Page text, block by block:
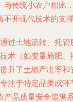
与传统小农户相比
开现代技术的支撑
通过土地流转、托
术 （如变量施肥
升了土地产出率和
专注于特定品类或环
产品质量安全追溯